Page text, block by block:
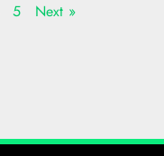
5 Next »